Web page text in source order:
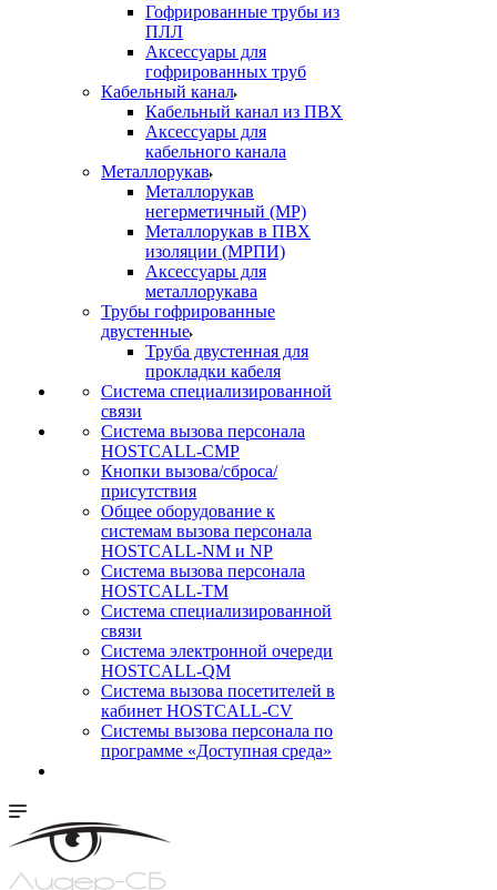
Гофрированные трубы из
ПЛЛ
Аксессуары для
гофрированных труб
Кабельный канал
Кабельный канал из ПВХ
Аксессуары для
кабельного канала
Металлорукав
Металлорукав
негерметичный (МР)
Металлорукав в ПВХ
изоляции (МРПИ)
Аксессуары для
металлорукава
Трубы гофрированные
двустенные
Труба двустенная для
прокладки кабеля
Система специализированной
связи
Cистема вызова персонала
HOSTCALL-CMP
Кнопки вызова/сброса/
присутствия
Общее оборудование к
системам вызова персонала
HOSTCALL-NM и NP
Система вызова персонала
HOSTCALL-TM
Система специализированной
связи
Система электронной очереди
HOSTCALL-QM
Cистема вызова посетителей в
кабинет HOSTCALL-CV
Системы вызова персонала по
программе «Доступная среда»